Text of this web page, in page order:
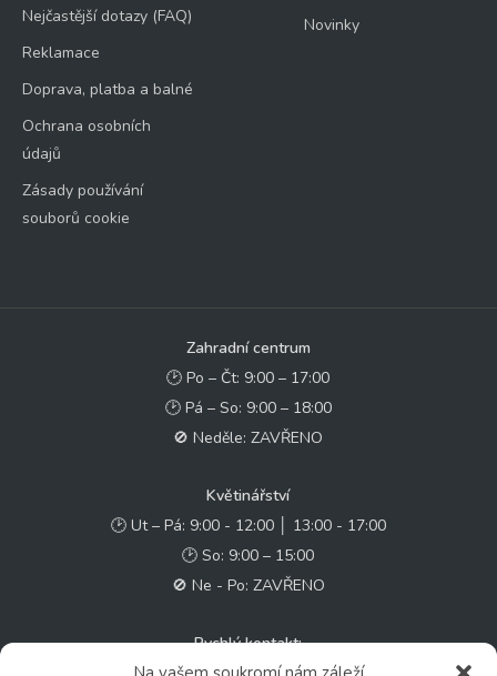
Nejčastější dotazy (FAQ)
Reklamace
Doprava, platba a balné
Ochrana osobních
údajů
Zásady používání
souborů cookie
Novinky
Zahradní centrum
🕑 Po – Čt: 9:00 – 17:00
🕑 Pá – So: 9:00 – 18:00
🚫 Neděle: ZAVŘENO
Květinářství
🕑 Ut – Pá: 9:00 - 12:00 │ 13:00 - 17:00
🕑 So: 9:00 – 15:00
🚫 Ne - Po: ZAVŘENO
Rychlý kontakt: